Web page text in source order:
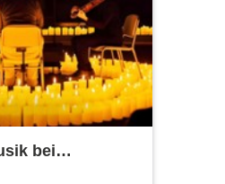
bei